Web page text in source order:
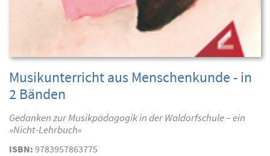
Musikunterricht aus Menschenkunde - in
2 Bänden
Gedanken zur Musikpädagogik in der Waldorfschule – ein
»Nicht-Lehrbuch«
ISBN: 9783957863775